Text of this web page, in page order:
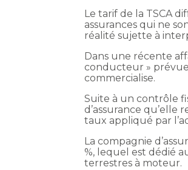
Le tarif de la TSCA
assurances qui ne
réalité sujette à
Dans une récente
conducteur »
commercialise.
Suite à un contrôle
d’assurance qu’elle
taux appliqué par
La compagnie
%, lequel est dédié
terrestres à moteur.